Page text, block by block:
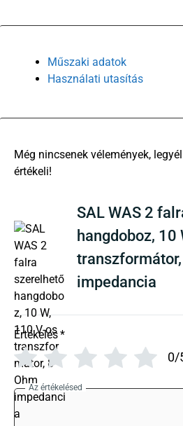
Műszaki adatok
Használati utasítás
SAL WAS 2
hangdoboz, 10
impedancia
Értékelés*
0/
Az értékelésed